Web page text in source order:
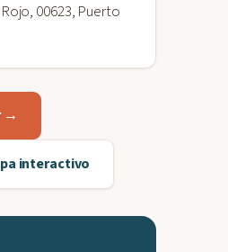
00623, Puerto
→
interactivo